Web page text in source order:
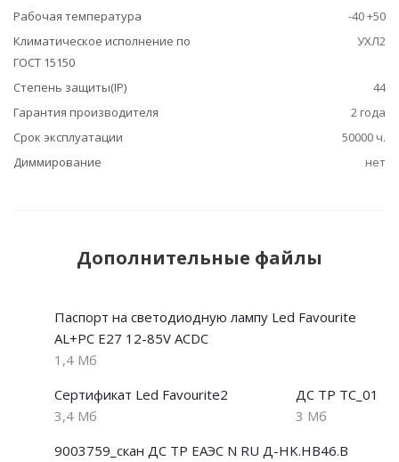
Рабочая температура
-40 +50
Климатическое исполнение по
ГОСТ 15150
УХЛ2
Степень защиты(IP)
44
Гарантия производителя
2 года
Срок эксплуатации
50000 ч.
Диммирование
нет
Дополнительные файлы
Паспорт на светодиодную лампу Led Favourite
AL+PC E27 12-85V АСDС
1,4 Мб
Сертификат Led Favourite2
3,4 Мб
ДС ТР ТС_01
3 Мб
9003759_скан ДС ТР ЕАЭС N RU Д-HK.НВ46.В